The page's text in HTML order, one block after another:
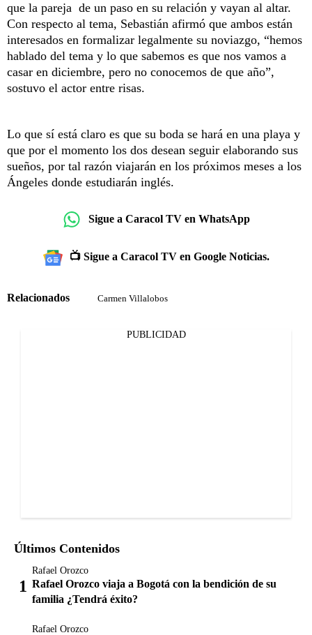
que la pareja de un paso en su relación y vayan al altar.
Con respecto al tema, Sebastián afirmó que ambos están
interesados en formalizar legalmente su noviazgo, “hemos
hablado del tema y lo que sabemos es que nos vamos a
casar en diciembre, pero no conocemos de que año”,
sostuvo el actor entre risas.
Lo que sí está claro es que su boda se hará en una playa y
que por el momento los dos desean seguir elaborando sus
sueños, por tal razón viajarán en los próximos meses a los
Ángeles donde estudiarán inglés.
Sigue a Caracol TV en WhatsApp
📺 Sigue a Caracol TV en Google Noticias.
Relacionados Carmen Villalobos
PUBLICIDAD
Últimos Contenidos
Rafael Orozco
Rafael Orozco viaja a Bogotá con la bendición de su
familia ¿Tendrá éxito?
Rafael Orozco